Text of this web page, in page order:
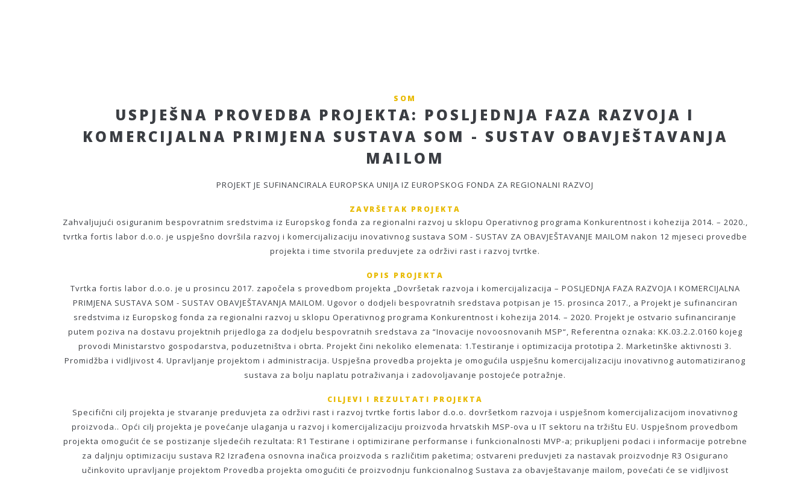
SOM
USPJEŠNA PROVEDBA PROJEKTA: POSLJEDNJA FAZA RAZVOJA I
KOMERCIJALNA PRIMJENA SUSTAVA SOM - SUSTAV OBAVJEŠTAVANJA
MAILOM
PROJEKT JE SUFINANCIRALA EUROPSKA UNIJA IZ EUROPSKOG FONDA ZA REGIONALNI RAZVOJ
ZAVRŠETAK PROJEKTA
Zahvaljujući osiguranim bespovratnim sredstvima iz Europskog fonda za regionalni razvoj u sklopu Operativnog programa Konkurentnost i kohezija 2014. – 2020.,
tvrtka fortis labor d.o.o. je uspješno dovršila razvoj i komercijalizaciju inovativnog sustava SOM - SUSTAV ZA OBAVJEŠTAVANJE MAILOM nakon 12 mjeseci provedbe
projekta i time stvorila preduvjete za održivi rast i razvoj tvrtke.
OPIS PROJEKTA
Tvrtka fortis labor d.o.o. je u prosincu 2017. započela s provedbom projekta „Dovršetak razvoja i komercijalizacija – POSLJEDNJA FAZA RAZVOJA I KOMERCIJALNA
PRIMJENA SUSTAVA SOM - SUSTAV OBAVJEŠTAVANJA MAILOM. Ugovor o dodjeli bespovratnih sredstava potpisan je 15. prosinca 2017., a Projekt je sufinanciran
sredstvima iz Europskog fonda za regionalni razvoj u sklopu Operativnog programa Konkurentnost i kohezija 2014. – 2020. Projekt je ostvario sufinanciranje
putem poziva na dostavu projektnih prijedloga za dodjelu bespovratnih sredstava za “Inovacije novoosnovanih MSP“, Referentna oznaka: KK.03.2.2.0160 kojeg
provodi Ministarstvo gospodarstva, poduzetništva i obrta. Projekt čini nekoliko elemenata: 1.Testiranje i optimizacija prototipa 2. Marketinške aktivnosti 3.
Promidžba i vidljivost 4. Upravljanje projektom i administracija. Uspješna provedba projekta je omogućila uspješnu komercijalizaciju inovativnog automatiziranog
sustava za bolju naplatu potraživanja i zadovoljavanje postojeće potražnje.
CILJEVI I REZULTATI PROJEKTA
Specifični cilj projekta je stvaranje preduvjeta za održivi rast i razvoj tvrtke fortis labor d.o.o. dovršetkom razvoja i uspješnom komercijalizacijom inovativnog
proizvoda.. Opći cilj projekta je povećanje ulaganja u razvoj i komercijalizaciju proizvoda hrvatskih MSP-ova u IT sektoru na tržištu EU. Uspješnom provedbom
projekta omogućit će se postizanje sljedećih rezultata: R1 Testirane i optimizirane performanse i funkcionalnosti MVP-a; prikupljeni podaci i informacije potrebne
za daljnju optimizaciju sustava R2 Izrađena osnovna inačica proizvoda s različitim paketima; ostvareni preduvjeti za nastavak proizvodnje R3 Osigurano
učinkovito upravljanje projektom Provedba projekta omogućiti će proizvodnju funkcionalnog Sustava za obavještavanje mailom, povećati će se vidljivost